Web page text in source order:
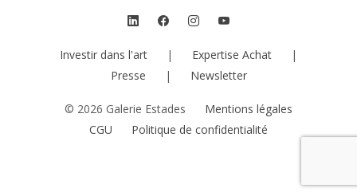
Investir dans l'art | Expertise Achat
|
Presse
| Newsletter
© 2026 Galerie Estades
Mentions légales
CGU
Politique de confidentialité